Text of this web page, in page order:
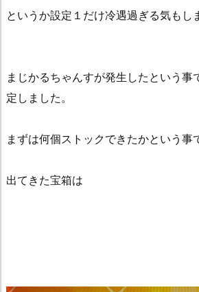
というか設定１だけ冷遇過ぎる気もし
まじかるちゃんすが発生したという事
定しました。
まずは何個ストックできたかという事
出てきた宝箱は